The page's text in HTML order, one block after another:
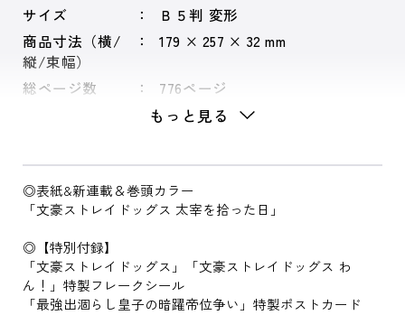
サイズ
Ｂ５判 変形
商品寸法（横/
縦/束幅）
179 × 257 × 32 mm
総ページ数 776ページ
もっと見る
◎表紙&新連載＆巻頭カラー
「文豪ストレイドッグス 太宰を拾った日」
◎【特別付録】
「文豪ストレイドッグス」「文豪ストレイドッグス わ
ん！」特製フレークシール
「最強出涸らし皇子の暗躍帝位争い」特製ポストカード